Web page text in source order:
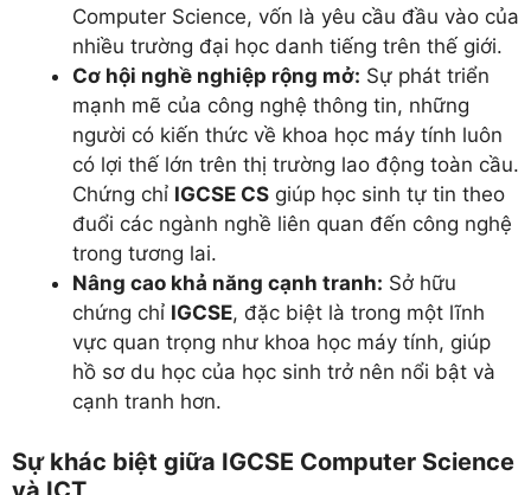
Computer Science, vốn là yêu cầu đầu vào của
nhiều trường đại học danh tiếng trên thế giới.
Cơ hội nghề nghiệp rộng mở: Sự phát triển
mạnh mẽ của công nghệ thông tin, những
người có kiến thức về khoa học máy tính luôn
có lợi thế lớn trên thị trường lao động toàn cầu.
Chứng chỉ IGCSE CS giúp học sinh tự tin theo
đuổi các ngành nghề liên quan đến công nghệ
trong tương lai.
Nâng cao khả năng cạnh tranh: Sở hữu
chứng chỉ IGCSE, đặc biệt là trong một lĩnh
vực quan trọng như khoa học máy tính, giúp
hồ sơ du học của học sinh trở nên nổi bật và
cạnh tranh hơn.
Sự khác biệt giữa IGCSE Computer Science